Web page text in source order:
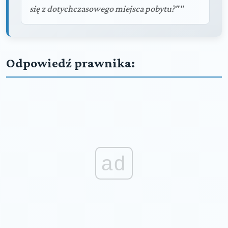
się z dotychczasowego miejsca pobytu?""
Odpowiedź prawnika:
ad